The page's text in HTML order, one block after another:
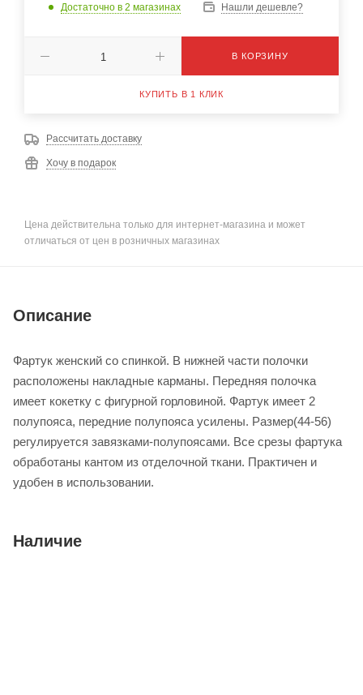
Достаточно в 2 магазинах Нашли дешевле?
В КОРЗИНУ
КУПИТЬ В 1 КЛИК
Рассчитать доставку
Хочу в подарок
Цена действительна только для интернет-магазина и может
отличаться от цен в розничных магазинах
Описание
Фартук женский со спинкой. В нижней части полочки
расположены накладные карманы. Передняя полочка
имеет кокетку с фигурной горловиной. Фартук имеет 2
полупояса, передние полупояса усилены. Размер(44-56)
регулируется завязками-полупоясами. Все срезы фартука
обработаны кантом из отделочной ткани. Практичен и
удобен в использовании.
Наличие